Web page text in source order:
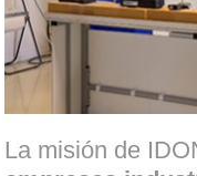
La misión de